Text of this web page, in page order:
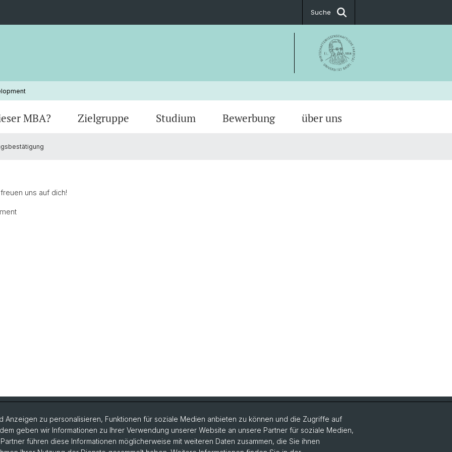
Suche
MBA? Zielgruppe Studium Bewerbung über uns
uns auf dich!
Social Media
Instagram
Anzeigen zu personalisieren, Funktionen für soziale Medien anbieten zu können und die Zugriffe auf
geben wir Informationen zu Ihrer Verwendung unserer Website an unsere Partner für soziale Medien,
führen diese Informationen möglicherweise mit weiteren Daten zusammen, die Sie ihnen